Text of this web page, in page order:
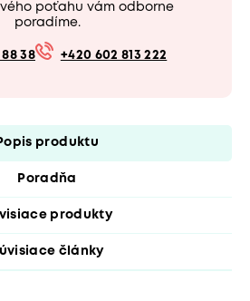
poťahu vám odborne
poradíme.
88 38 +420 602 813 222
produktu
Poradňa
produkty
články